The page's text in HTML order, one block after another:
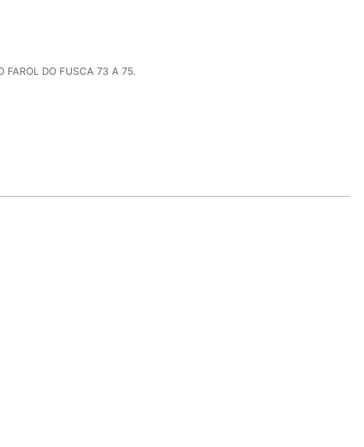
FAROL DO FUSCA 73 A 75.